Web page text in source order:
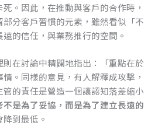
。因此，在推動與客戶的合作時，
分客戶習慣的元素，雖然看似「不
的信任，與業務推行的空間。
在討論中精闢地指出：「重點在於
情。同樣的意見，有人解釋成攻擊，
的責任是營造一個讓認知落差縮小
不是為了妥協，而是為了建立長遠的
降到最低。